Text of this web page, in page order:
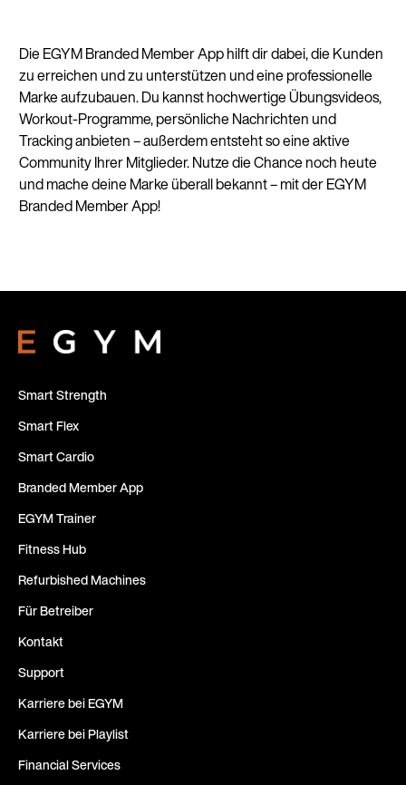
Die EGYM Branded Member App hilft dir dabei, die Kunden
zu erreichen und zu unterstützen und eine professionelle
Marke aufzubauen. Du kannst hochwertige Übungsvideos,
Workout-Programme, persönliche Nachrichten und
Tracking anbieten – außerdem entsteht so eine aktive
Community Ihrer Mitglieder. Nutze die Chance noch heute
und mache deine Marke überall bekannt – mit der EGYM
Branded Member App!
Smart Strength
Smart Flex
Smart Cardio
Branded Member App
EGYM Trainer
Fitness Hub
Refurbished Machines
Für Betreiber
Kontakt
Support
Karriere bei EGYM
Karriere bei Playlist
Financial Services